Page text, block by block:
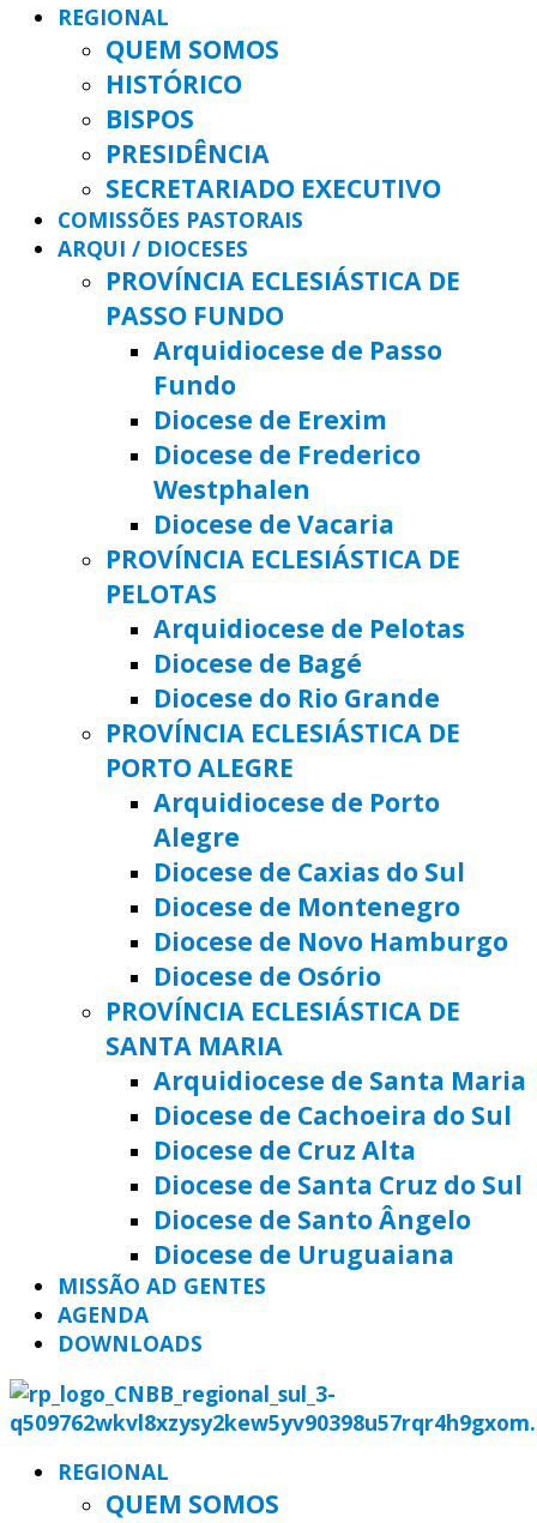
REGIONAL
QUEM SOMOS
HISTÓRICO
BISPOS
PRESIDÊNCIA
SECRETARIADO EXECUTIVO
COMISSÕES PASTORAIS
ARQUI / DIOCESES
PROVÍNCIA ECLESIÁSTICA DE
PASSO FUNDO
Arquidiocese de Passo
Fundo
Diocese de Erexim
Diocese de Frederico
Westphalen
Diocese de Vacaria
PROVÍNCIA ECLESIÁSTICA DE
PELOTAS
Arquidiocese de Pelotas
Diocese de Bagé
Diocese do Rio Grande
PROVÍNCIA ECLESIÁSTICA DE
PORTO ALEGRE
Arquidiocese de Porto
Alegre
Diocese de Caxias do Sul
Diocese de Montenegro
Diocese de Novo Hamburgo
Diocese de Osório
PROVÍNCIA ECLESIÁSTICA DE
SANTA MARIA
Arquidiocese de Santa Maria
Diocese de Cachoeira do Sul
Diocese de Cruz Alta
Diocese de Santa Cruz do Sul
Diocese de Santo Ângelo
Diocese de Uruguaiana
MISSÃO AD GENTES
AGENDA
DOWNLOADS
REGIONAL
QUEM SOMOS